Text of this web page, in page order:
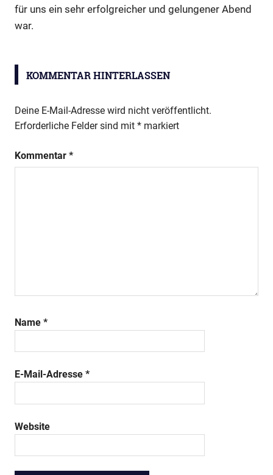
für uns ein sehr erfolgreicher und gelungener Abend
war.
Auftritt
KOMMENTAR HINTERLASSEN
Deine E-Mail-Adresse wird nicht veröffentlicht.
Erforderliche Felder sind mit * markiert
Kommentar *
Name *
E-Mail-Adresse *
Website